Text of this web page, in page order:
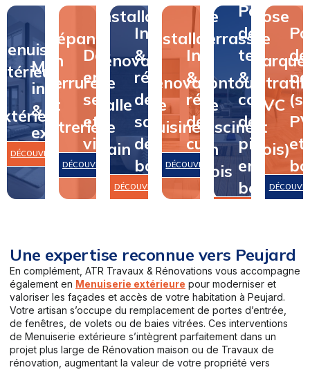
Menuiserie
intérieure
&
extérieure
DÉCOUVRIR
Dépannage
en
serrurerie
et
vitrerie
Dépannage
en
serrurerie
et
vitrerie
DÉCOUVRIR
Installation
&
rénovation
de
salle
de
bain
Installation
rénovation
de
salle
de
bain
DÉCOUVRIR
Installation
&
rénovation
de
cuisine
Installation
rénovation
de
cuisine
DÉCOUVRIR
Pose
de
terrasse
&
contour
de
piscine
en
bois
de
terrasse
contour
de
piscine
en
bois
de
et
Pose
de
PVC
et
bois)
Une expertise reconnue vers Peujard
En complément, ATR Travaux & Rénovations vous accompagne
également en Menuiserie extérieure pour moderniser et
valoriser les façades et accès de votre habitation à Peujard.
Votre artisan s’occupe du remplacement de portes d’entrée,
de fenêtres, de volets ou de baies vitrées. Ces interventions
de Menuiserie extérieure s’intègrent parfaitement dans un
projet plus large de Rénovation maison ou de Travaux de
rénovation, augmentant la valeur de votre propriété vers